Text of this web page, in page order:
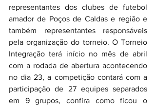
representantes dos clubes de futebol
amador de Poços de Caldas e região e
também representantes responsáveis
pela organização do torneio. O Torneio
Integração terá início no mês de abril
com a rodada de abertura acontecendo
no dia 23, a competição contará com a
participação de 27 equipes separados
em 9 grupos, confira como ficou o